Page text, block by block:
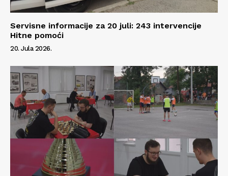
Servisne informacije za 20 juli: 243 intervencije
Hitne pomoći
20. Jula 2026.